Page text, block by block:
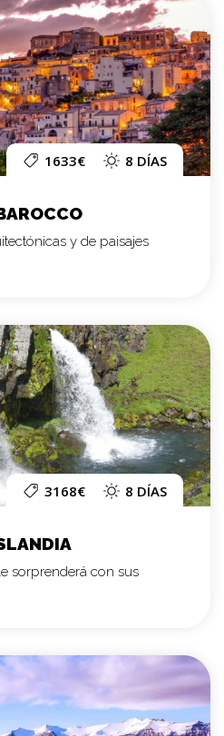
1633€ 8 DÍAS
y de paisajes
3168€ 8 DÍAS
sorprenderá con sus